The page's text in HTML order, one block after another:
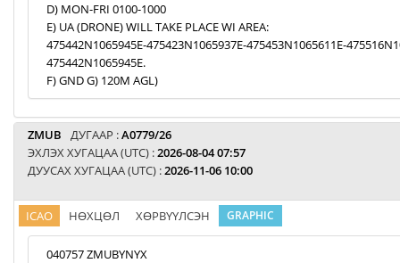
D) MON-FRI 0100-1000
E) UA (DRONE) WILL TAKE PLACE WI AREA:
475442N1065945E-475423N1065937E-475453N1065611E-
475442N1065945E.
F) GND G) 120M AGL)
ZMUB ДУГААР :A0779/26
ЭХЛЭХ ХУГАЦАА (UTC) :2026-08-04 07:57
ДУУСАХ ХУГАЦАА (UTC) :2026-11-06 10:00
ICAO НӨХЦӨЛ ХӨРВҮҮЛСЭН GRAPHIC
040757 ZMUBYNYX